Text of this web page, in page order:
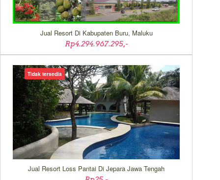
Jual Resort Di Kabupaten Buru, Maluku
Rp4.294.967.295,-
Jual Resort Loss Pantai Di Jepara Jawa Tengah
Tidak tersedia